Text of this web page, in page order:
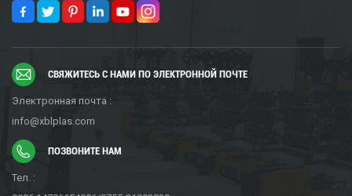
СВЯЖИТЕСЬ С НАМИ ПО ЭЛЕКТРОННОЙ ПОЧТЕ
Электронная почта :
info@xblplas.com
ПОЗВОНИТЕ НАМ
Тел. :